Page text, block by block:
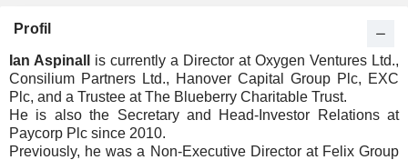
Profil
Ian Aspinall
is currently a Director at Oxygen Ventures Ltd.,
Consilium Partners Ltd., Hanover Capital Group Plc, EXC
Plc, and a Trustee at The Blueberry Charitable Trust.
He is also the Secretary and Head-Investor Relations at
Paycorp Plc since 2010.
Previously, he was a Non-Executive Director at Felix Group